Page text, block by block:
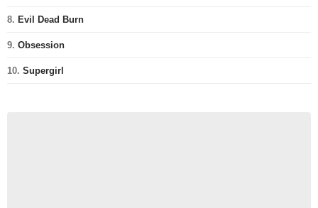
8. Evil Dead Burn
9. Obsession
10. Supergirl